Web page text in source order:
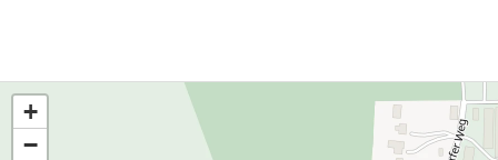
+
−